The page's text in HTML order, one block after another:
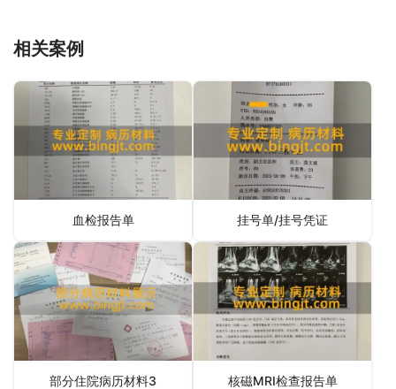
相关案例
血检报告单 挂号单/挂号凭证
部分住院病历材料3 核磁MRI检查报告单